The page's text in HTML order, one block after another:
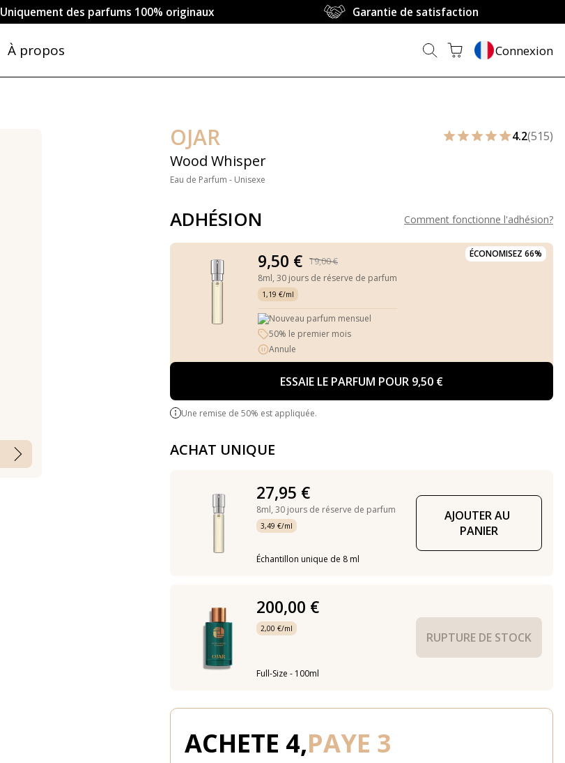
Uniquement des parfums 100% originaux Garantie de satisfaction
À propos Connexion
OJAR
Wood Whisper
Eau de Parfum - Unisexe
4.2(515)
ADHÉSION Comment fonctionne l'adhésion?
ÉCONOMISEZ 66%
9,50 €
19,00 €
8ml, 30 jours de réserve de parfum
1,19 €/ml
Nouveau parfum mensuel
50% le premier mois
Annule
ESSAIE LE PARFUM POUR 9,50 €
Une remise de 50% est appliquée.
ACHAT UNIQUE
27,95 €
8ml, 30 jours de réserve de parfum
3,49 €/ml
Échantillon unique de 8 ml
AJOUTER AU
PANIER
200,00 €
2,00 €/ml
Full-Size - 100ml
RUPTURE DE STOCK
ACHETE 4,PAYE 3